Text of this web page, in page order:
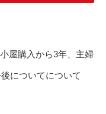
屋購入から3年、主婦
についてについて